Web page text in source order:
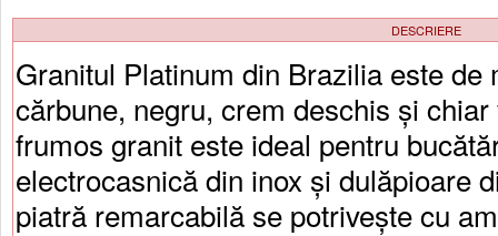
DESCRIERE
Granitul Platinum din Brazilia este de
cărbune, negru, crem deschis și
frumos granit este ideal pentru
electrocasnică din inox și dulăpioare
piatră remarcabilă se potrivește cu